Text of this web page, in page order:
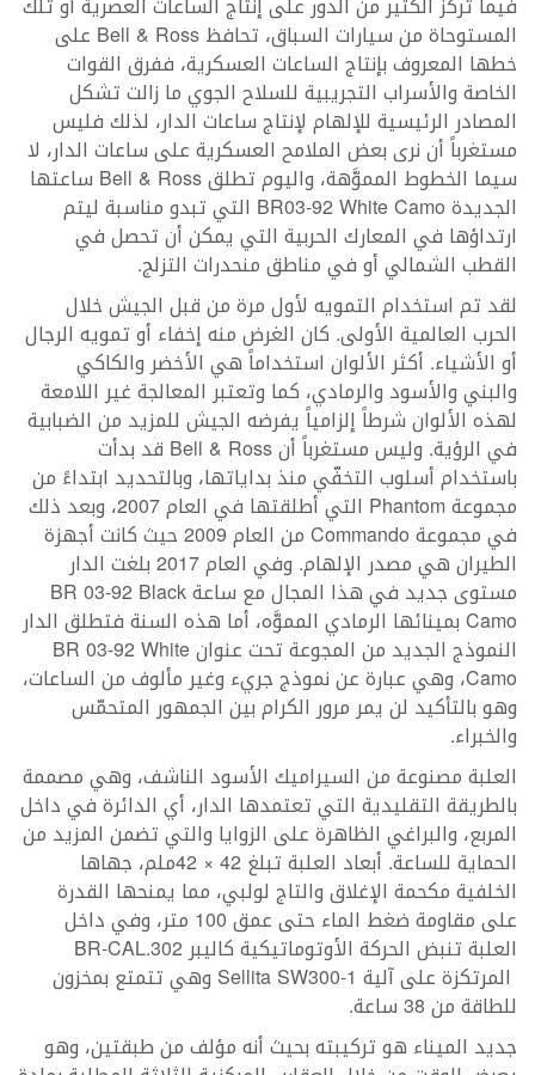
المستوحاة من سيارات السباق، تحافظ Bell & Ross على
خطها المعروف بإنتاج الساعات العسكرية، ففرق القوات
الخاصة والأسراب التجريبية للسلاح الجوي ما زالت تشكل
المصادر الرئيسية للإلهام لإنتاج ساعات الدار، لذلك فليس
مستغرباً أن نرى بعض الملامح العسكرية على ساعات الدار، لا
سيما الخطوط المموَّهة، واليوم تطلق Bell & Ross ساعتها
الجديدة BR03-92 White Camo التي تبدو مناسبة ليتم
ارتداؤها في المعارك الحربية التي يمكن أن تحصل في
القطب الشمالي أو في مناطق منحدرات التزلج.
لقد تم استخدام التمويه لأول مرة من قبل الجيش خلال
الحرب العالمية الأولى. كان الغرض منه إخفاء أو تمويه الرجال
أو الأشياء. أكثر الألوان استخداماً هي الأخضر والكاكي
والبني والأسود والرمادي، كما وتعتبر المعالجة غير اللامعة
لهذه الألوان شرطاً إلزامياً يفرضه الجيش للمزيد من الضبابية
في الرؤية. وليس مستغرباً أن Bell & Ross قد بدأت
باستخدام أسلوب التخفّي منذ بداياتها، وبالتحديد ابتداءً من
مجموعة Phantom التي أطلقتها في العام 2007، وبعد ذلك
في مجموعة Commando من العام 2009 حيث كانت أجهزة
الطيران هي مصدر الإلهام. وفي العام 2017 بلغت الدار
مستوى جديد في هذا المجال مع ساعة BR 03-92 Black
Camo بمينائها الرمادي المموَّه، أما هذه السنة فتطلق الدار
النموذج الجديد من المجوعة تحت عنوان BR 03-92 White
Camo، وهي عبارة عن نموذج جريء وغير مألوف من الساعات،
وهو بالتأكيد لن يمر مرور الكرام بين الجمهور المتحمّس
والخبراء.
العلبة مصنوعة من السيراميك الأسود الناشف، وهي مصممة
بالطريقة التقليدية التي تعتمدها الدار، أي الدائرة في داخل
المربع، والبراغي الظاهرة على الزوايا والتي تضمن المزيد من
الحماية للساعة. أبعاد العلبة تبلغ 42 × 42ملم، جهاها
الخلفية مكحمة الإغلاق والتاج لولبي، مما يمنحها القدرة
على مقاومة ضغط الماء حتى عمق 100 متر، وفي داخل
العلبة تنبض الحركة الأوتوماتيكية كاليبر BR-CAL.302
المرتكزة على آلية Sellita SW300-1 وهي تتمتع بمخزون
للطاقة من 38 ساعة.
جديد الميناء هو تركيبته بحيث أنه مؤلف من طبقتين، وهو